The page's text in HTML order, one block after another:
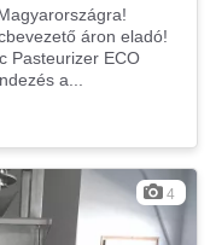
áron eladó!
Pasteurizer ECO
a...
4